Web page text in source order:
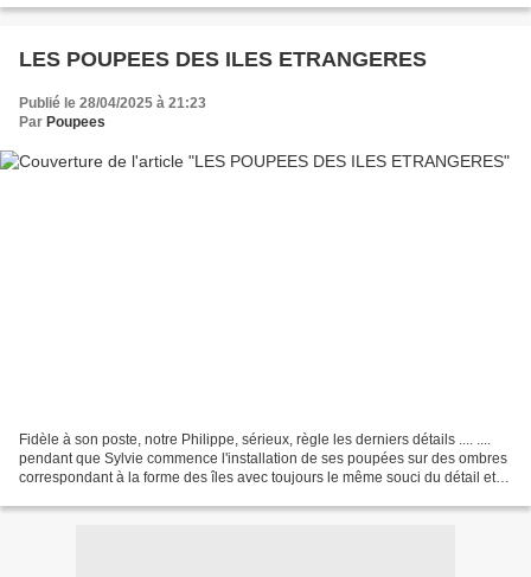
LES POUPEES DES ILES ETRANGERES
Publié le 28/04/2025 à 21:23
Par Poupees
Fidèle à son poste, notre Philippe, sérieux, règle les derniers détails .... ....
pendant que Sylvie commence l'installation de ses poupées sur des ombres
correspondant à la forme des îles avec toujours le même souci du détail et